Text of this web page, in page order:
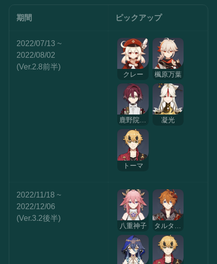
期間 ピックアップ
2022/07/13 ~
2022/08/02
(Ver.2.8前半)
クレー 楓原万葉
凝光
トーマ
2022/11/18 ~
2022/12/06
(Ver.3.2後半)
八重神子